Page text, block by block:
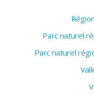
Parc naturel
Parc naturel